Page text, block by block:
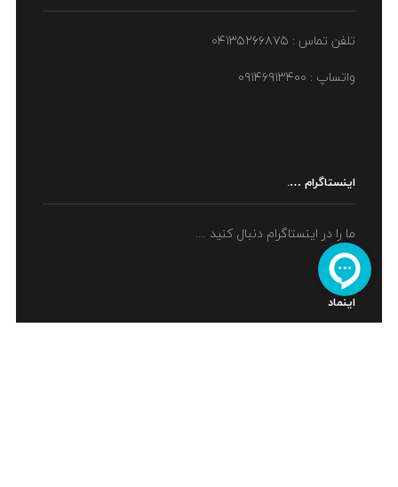
تلفن تماس : ۰۴۱۳۵۲۶۶۸۷۵
واتساپ : ۰۹۱۴۶۹۱۳۴۰۰
اینستاگرام ….
ما را در اینستاگرام دنبال کنید ....
اینماد